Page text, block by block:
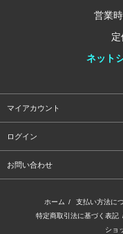
営業
ネット
マイアカウント
ログイン
お問い合わせ
ホーム / 支払い方法に
特定商取引法に基づく表記
ショ